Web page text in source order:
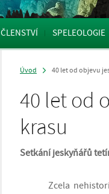
ČLENSTVÍ SPELEOLOGIE
Úvod 40 let od objevu
40 let od
krasu
Setkání jeskyňářů
Zcela